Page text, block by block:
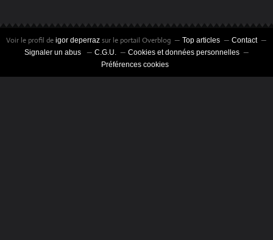
Voir le profil de igor deperraz sur le portail Overblog Top articles
Contact
Signaler un abus
C.G.U.
Cookies et données personnelles
Préférences cookies